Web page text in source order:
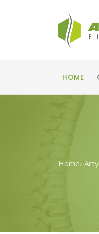
HOME
Home›